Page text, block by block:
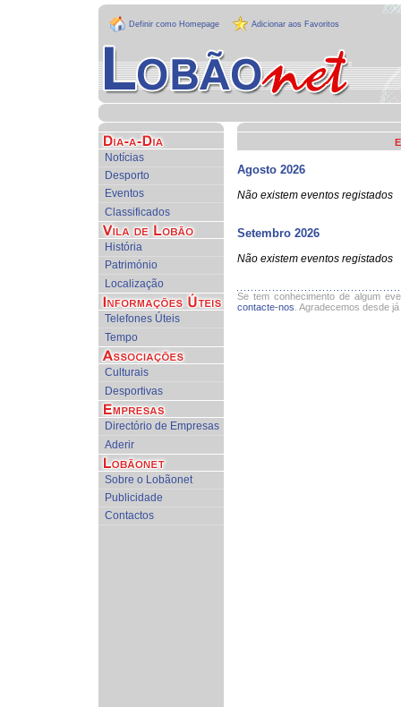
Definir como Homepage Adicionar aos Favoritos
Notícias
Desporto
Eventos
Classificados
História
Património
Localização
Telefones Úteis
Tempo
Culturais
Desportivas
Directório de Empresas
Aderir
Sobre o Lobãonet
Publicidade
Contactos
Agosto 2026
Não existem eventos registados
Setembro 2026
Não existem eventos registados
Se tem conhecimento de algum
contacte-nos . Agradecemos desde